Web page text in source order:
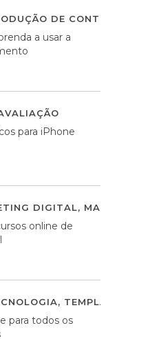
DE CONTEÚDOS
a usar a
para iPhone
DIGITAL,
online de
, TEMPLATES
para todos os